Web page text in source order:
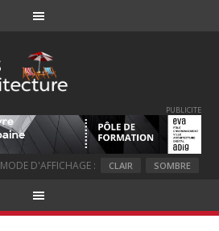
PUBLICITE
MODE D'AFFICHAGE : CLAIR SOMBRE